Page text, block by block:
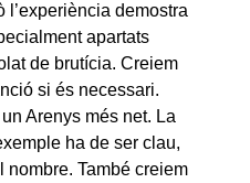
l’experiència demostra
apartats
de brutícia. Creiem
si és necessari.
Arenys més net. La
ha de ser clau,
nombre. També creiem